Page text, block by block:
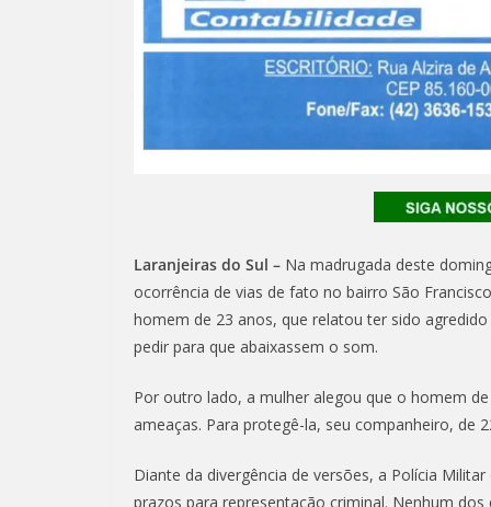
Laranjeiras do Sul – Na madrugada deste
ocorrência de vias de fato no bairro São
homem de 23 anos, que relatou ter sido
pedir para que abaixassem o som.
Por outro lado, a mulher alegou que o homem
ameaças. Para protegê-la, seu companheiro, de
Diante da divergência de versões, a Polícia
prazos para representação criminal. Nenhum